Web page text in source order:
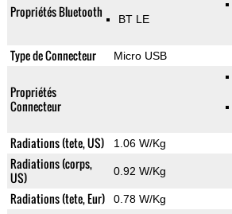
Propriétés Bluetooth BT LE
Type de Connecteur Micro USB
Propriétés
Connecteur
Radiations (tete, US) 1.06 W/Kg
Radiations (corps,
US)
0.92 W/Kg
Radiations (tete, Eur) 0.78 W/Kg